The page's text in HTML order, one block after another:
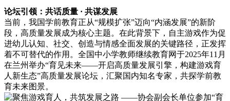
论坛引领：共话质量 · 共谋发展
当前，我国学前教育正从“规模扩张”迈向“内涵发展”的新阶
段，高质量发展成为核心主题。在此背景下，自主游戏作为促
进幼儿认知、社交、创造与情感全面发展的关键路径，正发挥
着不可替代的作用。全国中小学教师继续教育网于2025年11月
在兰州举办“育见未来——开启高质量发展引擎，构建游戏育
人新生态”高质量发展论坛，汇聚国内知名专家，共探学前教
育未来图景。